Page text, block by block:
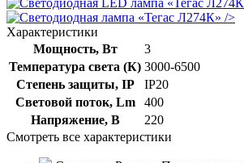
/>
Характеристики
Мощность, Вт
3
Температура света (К) 3000-6500
Степень защиты, IP
IP20
Световой поток, Lm
400
Напряжение, В
220
Смотреть все характеристики